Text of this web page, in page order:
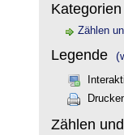
Kategorien
Zählen
Legende
Zählen